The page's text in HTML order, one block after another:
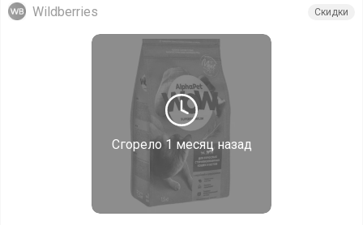
Сгорело1 месяц назад
Wildberries Скидки